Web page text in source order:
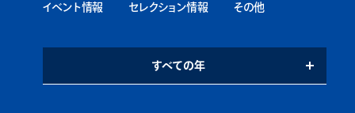
イベント情報 セレクション情報 その他
すべての年